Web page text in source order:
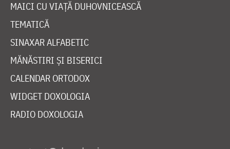
MAICI CU VIAȚĂ DUHOVNICEASCĂ
TEMATICĂ
SINAXAR ALFABETIC
MĂNĂSTIRI ȘI BISERICI
CALENDAR ORTODOX
WIDGET DOXOLOGIA
RADIO DOXOLOGIA